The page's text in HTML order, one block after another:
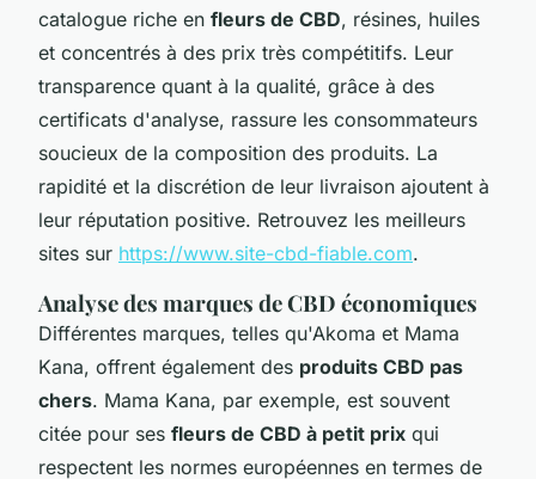
catalogue riche en fleurs de CBD, résines, huiles
et concentrés à des prix très compétitifs. Leur
transparence quant à la qualité, grâce à des
certificats d'analyse, rassure les consommateurs
soucieux de la composition des produits. La
rapidité et la discrétion de leur livraison ajoutent à
leur réputation positive. Retrouvez les meilleurs
sites sur https://www.site-cbd-fiable.com.
Analyse des marques de CBD économiques
Différentes marques, telles qu'Akoma et Mama
Kana, offrent également des produits CBD pas
chers. Mama Kana, par exemple, est souvent
citée pour ses fleurs de CBD à petit prix qui
respectent les normes européennes en termes de